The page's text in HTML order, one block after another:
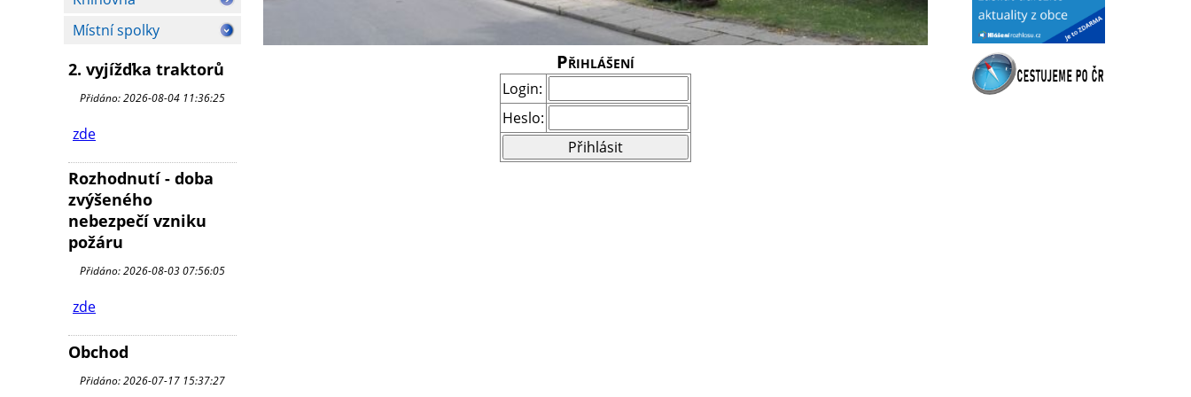
Místní spolky
2. vyjížďka traktorů
Přidáno: 2026-08-04 11:36:25
zde
Rozhodnutí - doba
zvýšeného
nebezpečí vzniku
požáru
Přidáno: 2026-08-03 07:56:05
zde
Obchod
Přidáno: 2026-07-17 15:37:27
Přihlášení
Login:
Heslo: